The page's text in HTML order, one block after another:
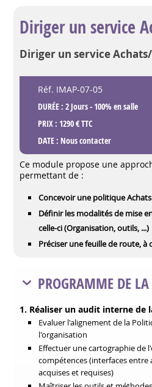
Diriger un service
Diriger un service
Réf. IMAP-07-05
DURÉE : 2 Jours - 100% en salle
PRIX : 1290 € TTC
DATE : Nous contacter
Ce module propose une
permettant de :
Concevoir une politique Achats
Définir les modalités de mise
celle-ci (Organisation, outils, ...)
Préciser une feuille de route,
PROGRAMME DE
1. Réaliser un audit interne de
Evaluer l'alignement de la
l'organisation
Effectuer une cartographie de
compétences (interfaces entre
acquises et requises)